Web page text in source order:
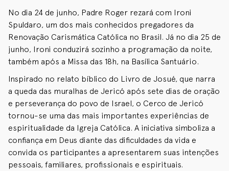
No dia 24 de junho, Padre Roger rezará com Ironi
Spuldaro, um dos mais conhecidos pregadores da
Renovação Carismática Católica no Brasil. Já no dia 25 de
junho, Ironi conduzirá sozinho a programação da noite,
também após a Missa das 18h, na Basílica Santuário.
Inspirado no relato bíblico do Livro de Josué, que narra
a queda das muralhas de Jericó após sete dias de oração
e perseverança do povo de Israel, o Cerco de Jericó
tornou-se uma das mais importantes experiências de
espiritualidade da Igreja Católica. A iniciativa simboliza a
confiança em Deus diante das dificuldades da vida e
convida os participantes a apresentarem suas intenções
pessoais, familiares, profissionais e espirituais.